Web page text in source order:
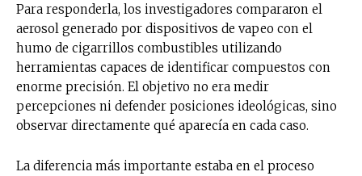
Para responderla, los investigadores compararon el
aerosol generado por dispositivos de vapeo con el
humo de cigarrillos combustibles utilizando
herramientas capaces de identificar compuestos con
enorme precisión. El objetivo no era medir
percepciones ni defender posiciones ideológicas, sino
observar directamente qué aparecía en cada caso.
La diferencia más importante estaba en el proceso